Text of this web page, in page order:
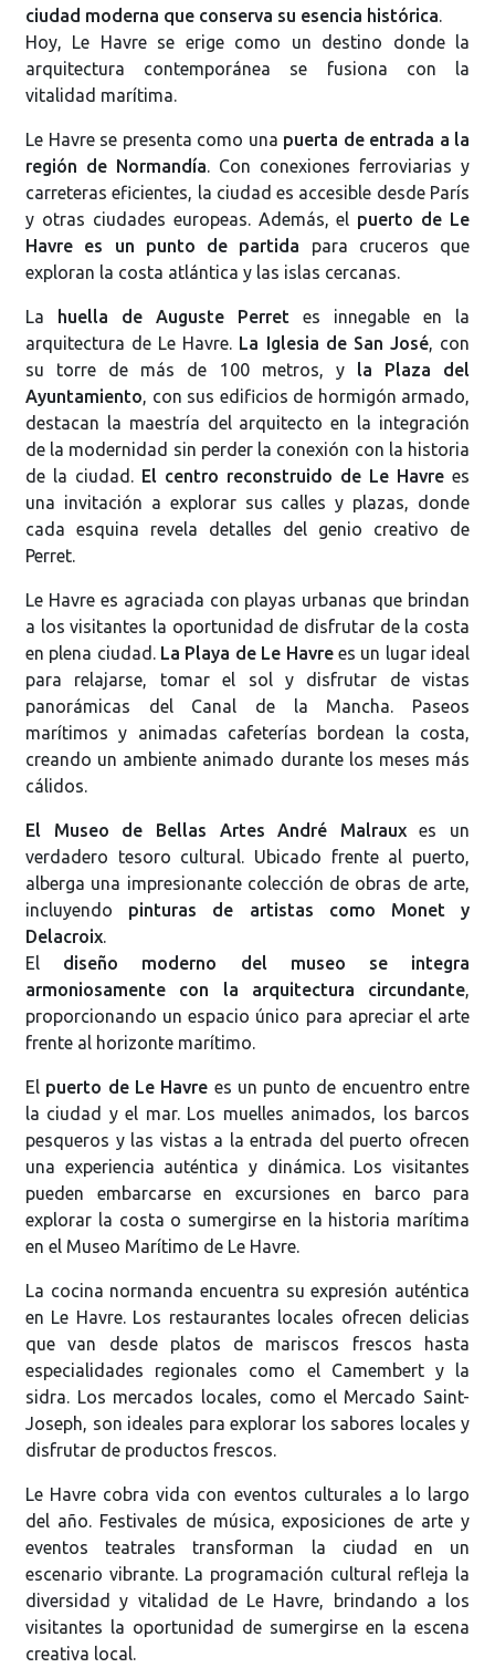
ciudad moderna que conserva su esencia histórica.
Hoy, Le Havre se erige como un destino donde la
arquitectura contemporánea se fusiona con la
vitalidad marítima.
Le Havre se presenta como una puerta de entrada a la
región de Normandía. Con conexiones ferroviarias y
carreteras eficientes, la ciudad es accesible desde París
y otras ciudades europeas. Además, el puerto de Le
Havre es un punto de partida para cruceros que
exploran la costa atlántica y las islas cercanas.
La huella de Auguste Perret es innegable en la
arquitectura de Le Havre. La Iglesia de San José, con
su torre de más de 100 metros, y la Plaza del
Ayuntamiento, con sus edificios de hormigón armado,
destacan la maestría del arquitecto en la integración
de la modernidad sin perder la conexión con la historia
de la ciudad. El centro reconstruido de Le Havre es
una invitación a explorar sus calles y plazas, donde
cada esquina revela detalles del genio creativo de
Perret.
Le Havre es agraciada con playas urbanas que brindan
a los visitantes la oportunidad de disfrutar de la costa
en plena ciudad. La Playa de Le Havrees un lugar ideal
para relajarse, tomar el sol y disfrutar de vistas
panorámicas del Canal de la Mancha. Paseos
marítimos y animadas cafeterías bordean la costa,
creando un ambiente animado durante los meses más
cálidos.
El Museo de Bellas Artes André Malrauxes un
verdadero tesoro cultural. Ubicado frente al puerto,
alberga una impresionante colección de obras de arte,
incluyendo pinturas de artistas como Monet y
Delacroix.
El diseño moderno del museo se integra
armoniosamente con la arquitectura circundante,
proporcionando un espacio único para apreciar el arte
frente al horizonte marítimo.
El puerto de Le Havre es un punto de encuentro entre
la ciudad y el mar. Los muelles animados, los barcos
pesqueros y las vistas a la entrada del puerto ofrecen
una experiencia auténtica y dinámica. Los visitantes
pueden embarcarse en excursiones en barco para
explorar la costa o sumergirse en la historia marítima
en el Museo Marítimo de Le Havre.
La cocina normanda encuentra su expresión auténtica
en Le Havre. Los restaurantes locales ofrecen delicias
que van desde platos de mariscos frescos hasta
especialidades regionales como el Camembert y la
sidra. Los mercados locales, como el Mercado Saint-
Joseph, son ideales para explorar los sabores locales y
disfrutar de productos frescos.
Le Havre cobra vida con eventos culturales a lo largo
del año. Festivales de música, exposiciones de arte y
eventos teatrales transforman la ciudad en un
escenario vibrante. La programación cultural refleja la
diversidad y vitalidad de Le Havre, brindando a los
visitantes la oportunidad de sumergirse en la escena
creativa local.